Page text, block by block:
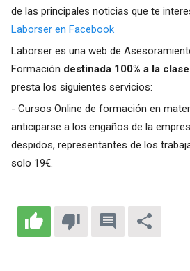
de las principales noticias que te
Laborser en Facebook
Laborseres una web de
Formación destinada 100% a la
presta los siguientes servicios:
- Cursos Online de formación en
anticiparse a los engaños de la
despidos, representantes de los
solo 19€.